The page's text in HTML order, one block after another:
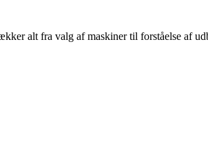
alt fra valg af maskiner til forståelse af